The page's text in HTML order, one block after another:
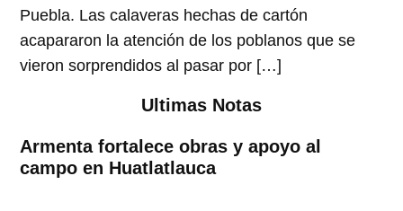
Puebla. Las calaveras hechas de cartón
acapararon la atención de los poblanos que se
vieron sorprendidos al pasar por […]
Ultimas Notas
Armenta fortalece obras y apoyo al
campo en Huatlatlauca